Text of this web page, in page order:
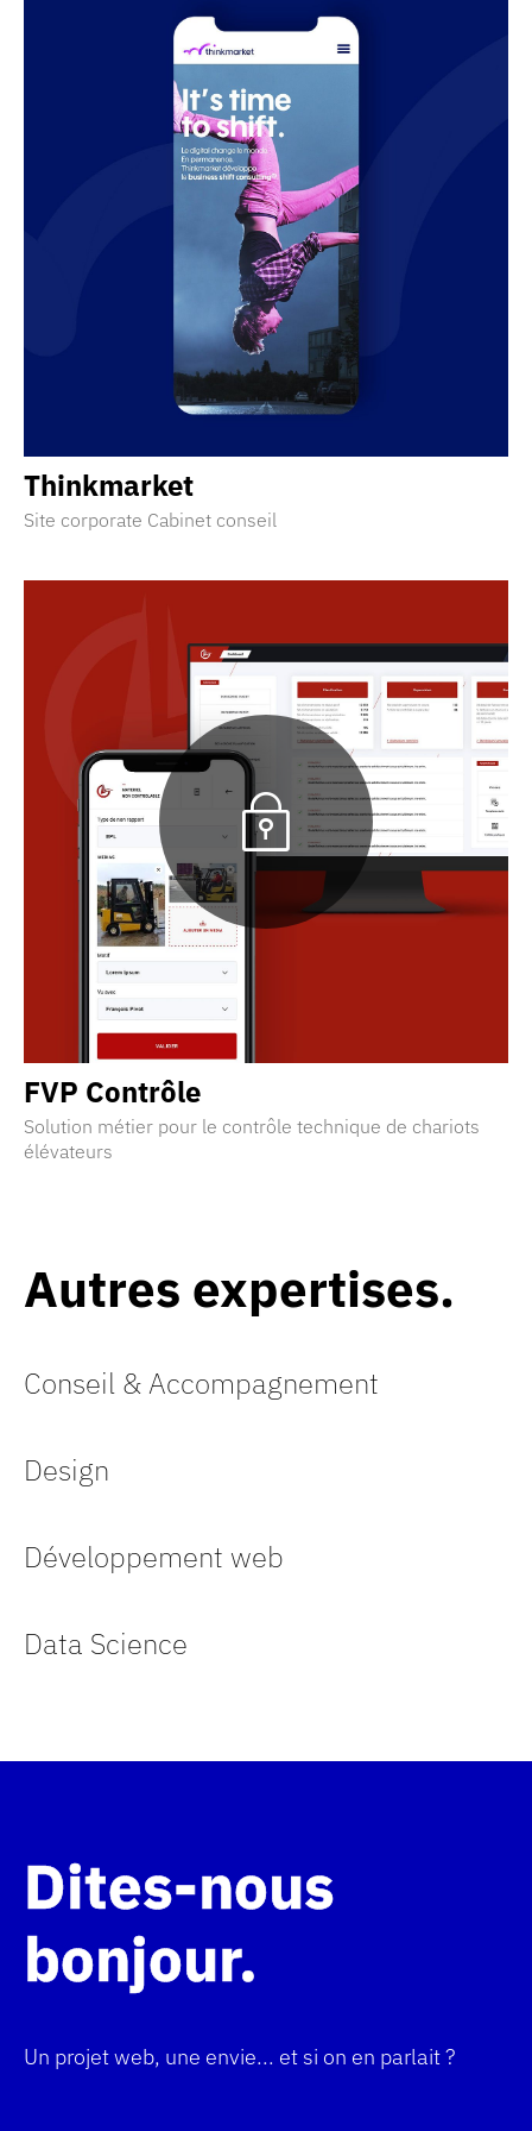
Thinkmarket
Site corporate Cabinet conseil
FVP Contrôle
Solution métier pour le contrôle technique de chariots
élévateurs
Autres expertises
Conseil & Accompagnement
Design
Développement web
Data Science
Dites-nous
bonjour
Un projet web, une envie... et si on en parlait ?